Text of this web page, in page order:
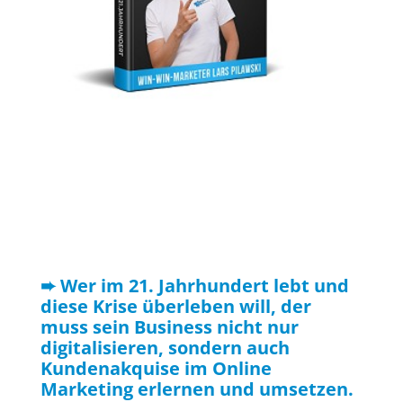
➨ Wer im 21. Jahrhundert lebt und
diese Krise überleben will, der
muss sein Business nicht nur
digitalisieren, sondern auch
Kundenakquise im Online
Marketing erlernen und umsetzen.